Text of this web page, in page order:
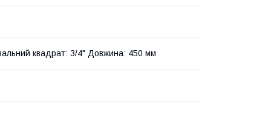
квадрат: 3/4" Довжина: 450 мм